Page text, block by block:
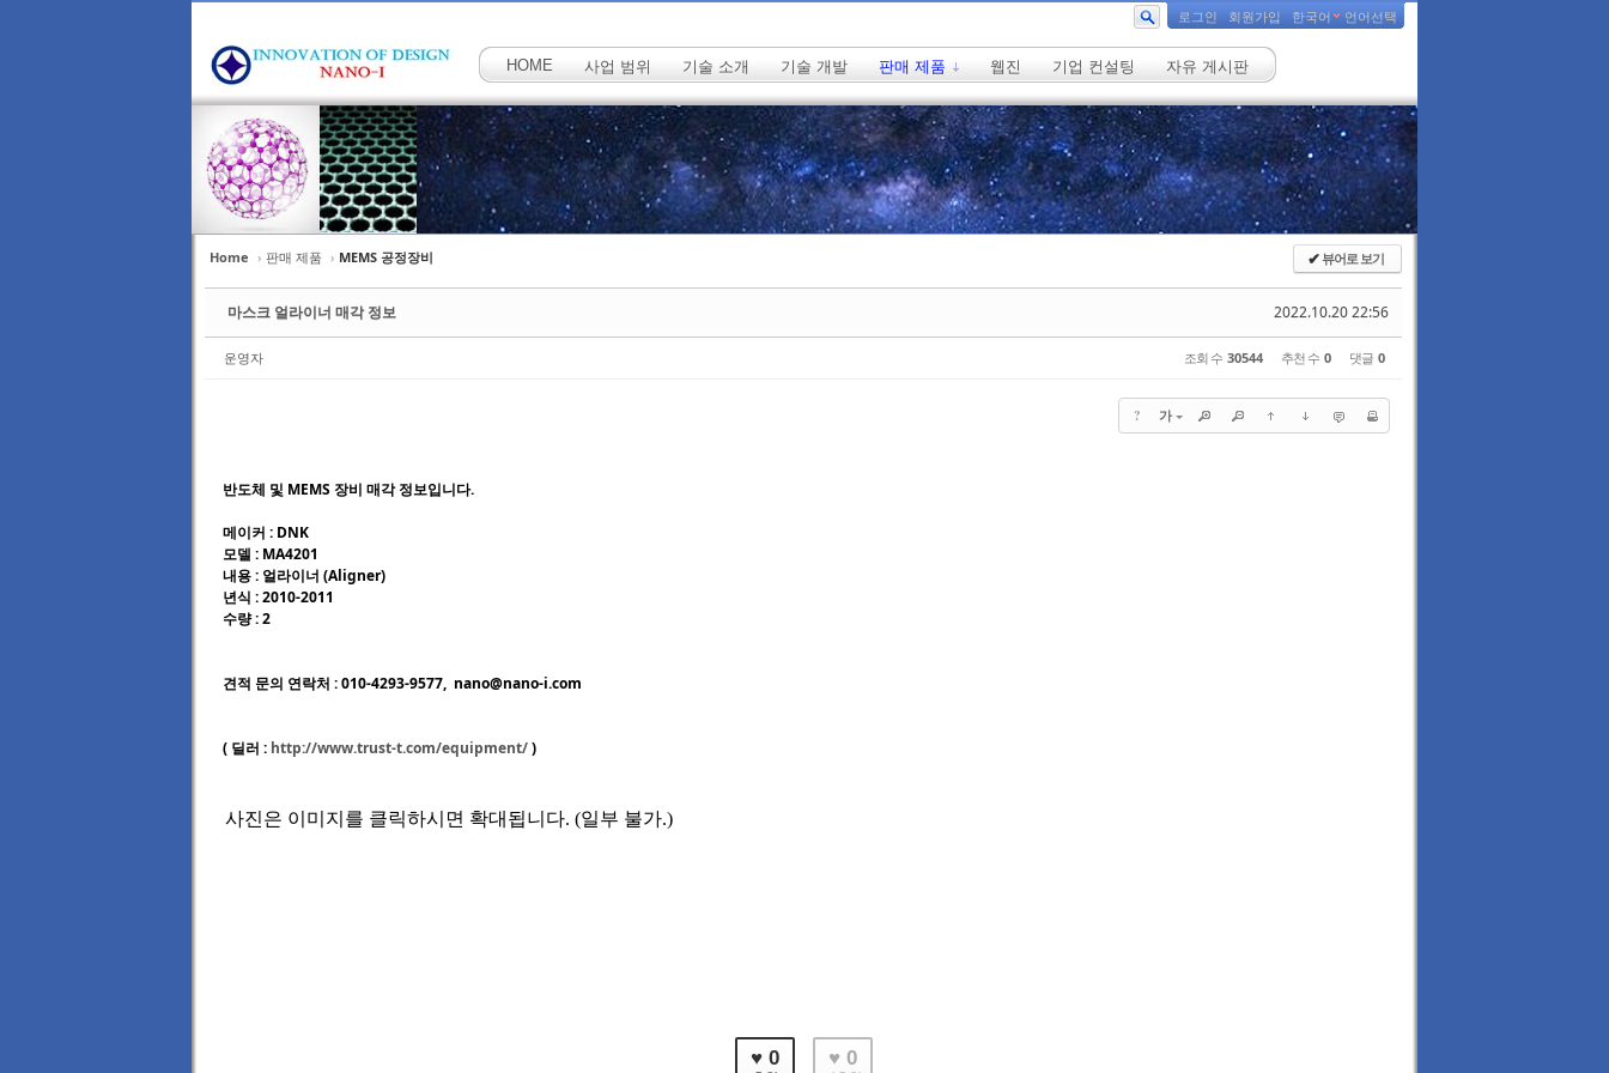
로그인 회원가입 한국어 언어선택
HOME 사업 범위 기술 소개 기술 개발 판매 제품 웹진 기업 컨설팅 자유 게시판
Home › 판매 제품 › MEMS 공정장비 ✔뷰어로 보기
2022.10.20 22:56
마스크 얼라이너 매각 정보
운영자 조회 수 30544 추천 수 0 댓글 0
? 가
반도체 및 MEMS 장비 매각 정보입니다.
메이커 : DNK
모델 : MA4201
내용 : 얼라이너 (Aligner)
년식 : 2010-2011
수량 : 2
견적 문의 연락처 : 010-4293-9577, nano@nano-i.com
( 딜러 : http://www.trust-t.com/equipment/)
사진은 이미지를 클릭하시면 확대됩니다. (일부 불가.)
♥ 0 ♥ 0
Sketchbook5, 스케치북5
Sketchbook5, 스케치북5
Sketchbook5, 스케치북5
Sketchbook5, 스케치북5